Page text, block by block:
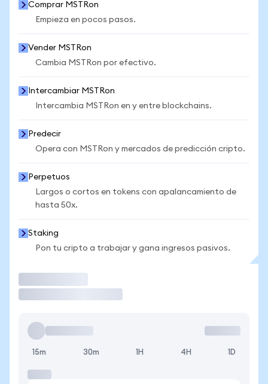
Comprar MSTRon
Empieza en pocos pasos.
Vender MSTRon
Cambia MSTRon por efectivo.
Intercambiar MSTRon
Intercambia MSTRon en y entre blockchains.
Predecir
Opera con MSTRon y mercados de predicción cripto.
Perpetuos
Largos o cortos en tokens con apalancamiento de
hasta 50x.
Staking
Pon tu cripto a trabajar y gana ingresos pasivos.
15m 30m 1H 4H 1D